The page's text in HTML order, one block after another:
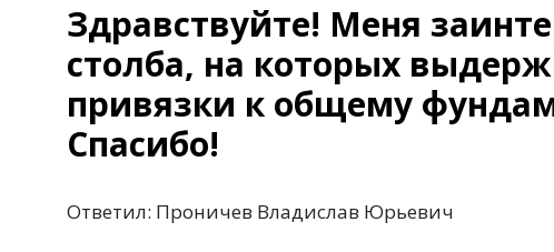
Здравствуйте! Меня
столба, на которых
привязки к общему
Спасибо!
Ответил: Проничев Владислав Юрьевич